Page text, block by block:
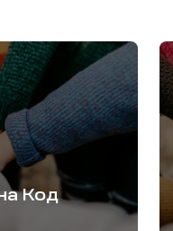
Код